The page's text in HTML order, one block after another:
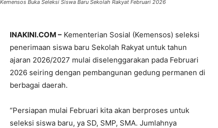
Kemensos Buka Seleksi Siswa Baru Sekolah Rakyat Februari 2026
INAKINI.COM – Kementerian Sosial (Kemensos) seleksi
penerimaan siswa baru Sekolah Rakyat untuk tahun
ajaran 2026/2027 mulai diselenggarakan pada Februari
2026 seiring dengan pembangunan gedung permanen di
berbagai daerah.
“Persiapan mulai Februari kita akan berproses untuk
seleksi siswa baru, ya SD, SMP, SMA. Jumlahnya